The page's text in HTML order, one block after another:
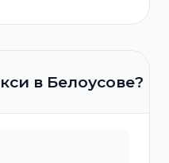
в Белоусове?